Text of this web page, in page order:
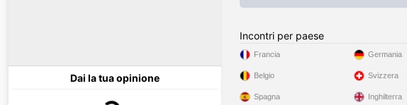
Dai la tua opinione
Incontri per paese
Francia
Belgio
Spagna
Germania
Svizzera
Inghilterra